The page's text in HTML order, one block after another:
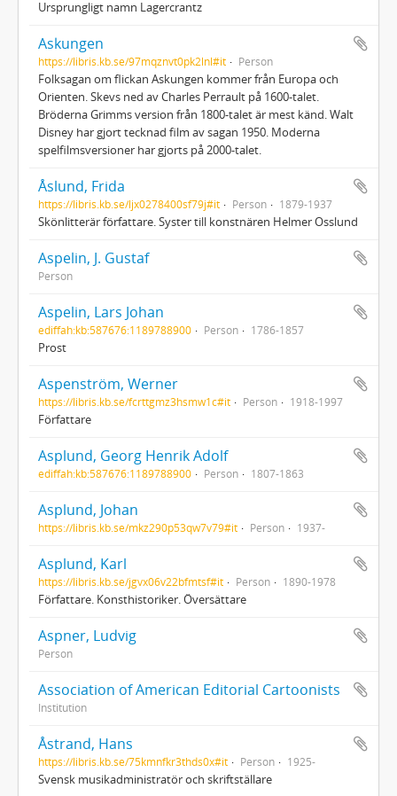
Ursprungligt namn Lagercrantz
Askungen
https://libris.kb.se/97mqznvt0pk2lnl#it Person
Folksagan om flickan Askungen kommer från Europa och
Orienten. Skevs ned av Charles Perrault på 1600-talet.
Bröderna Grimms version från 1800-talet är mest känd. Walt
Disney har gjort tecknad film av sagan 1950. Moderna
spelfilmsversioner har gjorts på 2000-talet.
Åslund, Frida
https://libris.kb.se/ljx0278400sf79j#it Person 1879-1937
Skönlitterär författare. Syster till konstnären Helmer Osslund
Aspelin, J. Gustaf
Person
Aspelin, Lars Johan
ediffah:kb:587676:1189788900 Person 1786-1857
Prost
Aspenström, Werner
https://libris.kb.se/fcrttgmz3hsmw1c#it Person 1918-1997
Författare
Asplund, Georg Henrik Adolf
ediffah:kb:587676:1189788900 Person 1807-1863
Asplund, Johan
https://libris.kb.se/mkz290p53qw7v79#it Person 1937-
Asplund, Karl
https://libris.kb.se/jgvx06v22bfmtsf#it Person 1890-1978
Författare. Konsthistoriker. Översättare
Aspner, Ludvig
Person
Association of American Editorial Cartoonists
Institution
Åstrand, Hans
https://libris.kb.se/75kmnfkr3thds0x#it Person 1925-
Svensk musikadministratör och skriftställare